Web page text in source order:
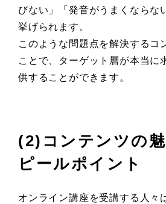
びない」「発音がうまくならな
挙げられます。
このような問題点を解決するコ
ことで、ターゲット層が本当に
供することができます。
(2)コンテンツの
ピールポイント
オンライン講座を受講する人々